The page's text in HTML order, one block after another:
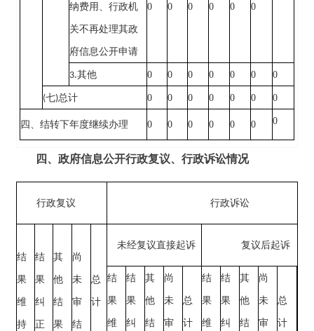
纳费用、行政机
关不再处理其政
府信息公开申请
0 0 0 0 0 0
3.其他 0 0 0 0 0 0 0
(七)总计 0 0 0 0 0 0 0
四、结转下年度继续办理 0 0 0 0 0 0 0
四、政府信息公开行政复议、行政诉讼情况
行政复议 行政诉讼
结
果
维
持
结
果
纠
正
其
他
结
果
尚
未
审
结
总
计
未经复议直接起诉 复议后起诉
结
果
维
结
果
纠
其
他
结
尚
未
审
总
计
结
果
维
结
果
纠
其
他
结
尚
未
审
总
计